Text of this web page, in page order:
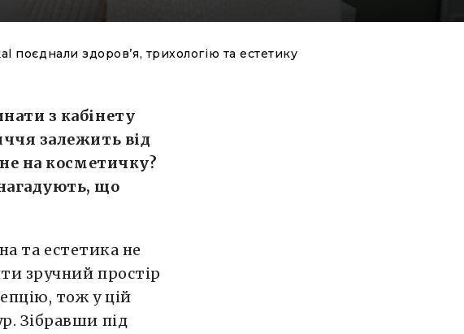
поєднали здоров’я, трихологію та естетику
з кабінету
залежить від
на косметичку?
що
та естетика не
зручний простір
тож у цій
Зібравши під